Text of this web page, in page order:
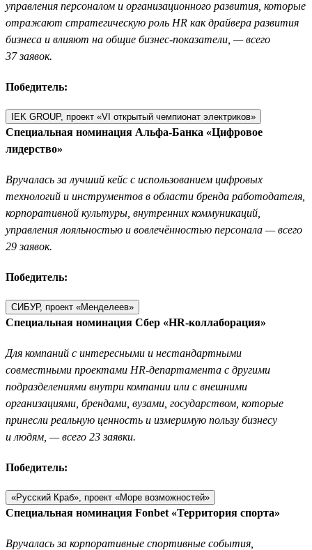
управления персоналом и организационного развития, которые
отражают стратегическую роль HR как драйвера развития
бизнеса и влияют на общие бизнес-показатели, — всего
37 заявок.
Победитель:
IEK GROUP, проект «VI открытый чемпионат электриков»
Специальная номинация Альфа-Банка «Цифровое
лидерство»
Вручалась за лучший кейс с использованием цифровых
технологий и инструментов в области бренда работодателя,
корпоративной культуры, внутренних коммуникаций,
управления лояльностью и вовлечённостью персонала — всего
29 заявок.
Победитель:
СИБУР, проект «Менделеев»
Специальная номинация Сбер «HR-коллаборация»
Для компаний с интересными и нестандартными
совместными проектами HR-департамента с другими
подразделениями внутри компании или с внешними
организациями, брендами, вузами, государством, которые
принесли реальную ценность и измеримую пользу бизнесу
и людям, — всего 23 заявки.
Победитель:
«Русский Краб», проект «Море возможностей»
Специальная номинация Fonbet «Территория спорта»
Вручалась за корпоративные спортивные события,